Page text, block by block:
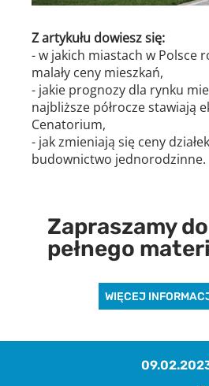
Z artykułu dowiesz się:
- w jakich miastach w Polsce
malały ceny mieszkań,
- jakie prognozy dla rynku
najbliższe półrocze stawiają
Cenatorium,
- jak zmieniają się ceny
budownictwo jednorodzinne.
Zapraszamy
pełnego
WIĘCEJ